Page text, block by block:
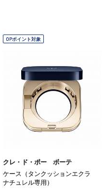
OPポイント対象
クレ・ド・ポー ボーテ
ケース（タンクッションエクラ
ナチュレル専用）